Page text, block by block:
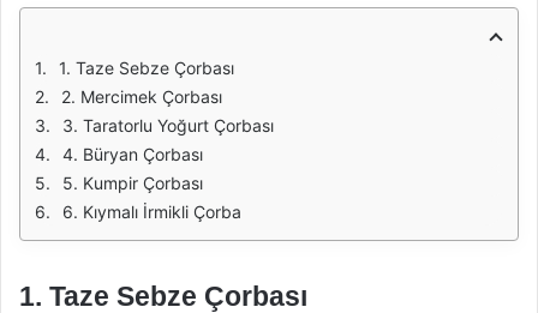
1. Taze Sebze Çorbası
2. Mercimek Çorbası
3. Taratorlu Yoğurt Çorbası
4. Büryan Çorbası
5. Kumpir Çorbası
6. Kıymalı İrmikli Çorba
1. Taze Sebze Çorbası